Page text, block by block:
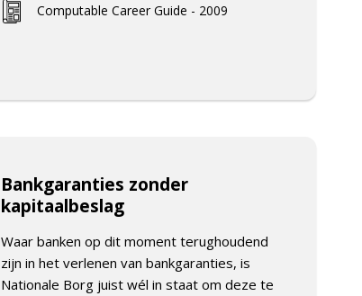
Computable Career Guide - 2009
Bankgaranties zonder
kapitaalbeslag
Waar banken op dit moment terughoudend
zijn in het verlenen van bankgaranties, is
Nationale Borg juist wél in staat om deze te